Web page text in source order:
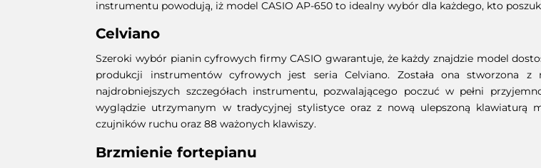
instrumentu powodują, iż model CASIO AP-650 to idealny wybór dla każdego, kto
Celviano
Szeroki wybór pianin cyfrowych firmy CASIO gwarantuje, że każdy znajdzie model
produkcji instrumentów cyfrowych jest seria Celviano. Została ona stworzona
najdrobniejszych szczegółach instrumentu, pozwalającego poczuć w pełni
wyglądzie utrzymanym w tradycyjnej stylistyce oraz z nową ulepszoną klawiaturą
czujników ruchu oraz 88 ważonych klawiszy.
Brzmienie fortepianu